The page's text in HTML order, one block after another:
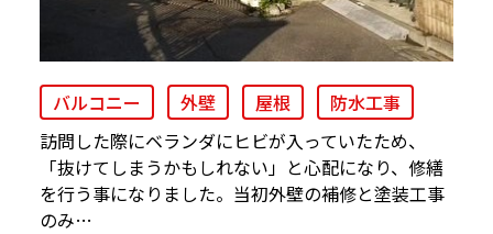
バルコニー 外壁 屋根
防水工事
訪問した際にベランダにヒビが入っていたため、
「抜けてしまうかもしれない」と心配になり、修繕
を行う事になりました。当初外壁の補修と塗装工事
のみ…